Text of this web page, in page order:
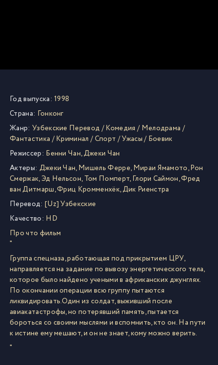
Год выпуска: 1998
Страна: Гонконг
Жанр: Узбекские Перевод /Комедия / Мелодрама /
Фантастика /Криминал /Спорт /Ужасы/ Боевик
Режиссер: Бенни Чан,Джеки Чан
Актеры: Джеки Чан,Мишель Ферре,Мираи Ямамото,Рон
Смержак,Эд Нельсон,Том Помперт,Глори Саймон,Фред
ван Дитмарш,Фриц Кромменхёк,Дик Риенстра
Перевод: [Uz] Узбекские
Качество: HD
Про что фильм
"
Группа спецназа, работающая под прикрытием ЦРУ,
направляется на задание по вывозу энергетического тела,
которое было найдено учеными в африканских джунглях.
По окончании операции всю группу пытаются
ликвидировать.Один из солдат, выживший после
авиакатастрофы, но потерявший память, пытается
бороться со своими мыслями и вспомнить, кто он. На пути
к истине ему мешают, и он не знает, кому можно верить.
"